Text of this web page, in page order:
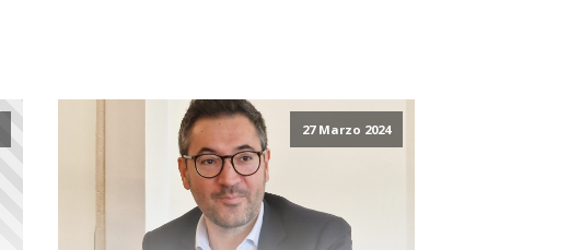
27 Marzo 2024